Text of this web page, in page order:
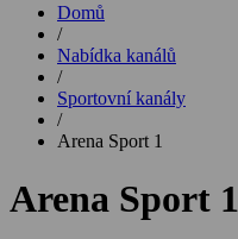
Domů
/
Nabídka kanálů
/
Sportovní kanály
/
Arena Sport 1
Arena Sport 1